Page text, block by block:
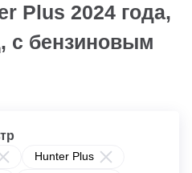
Plus 2024 года,
с бензиновым
Hunter Plus